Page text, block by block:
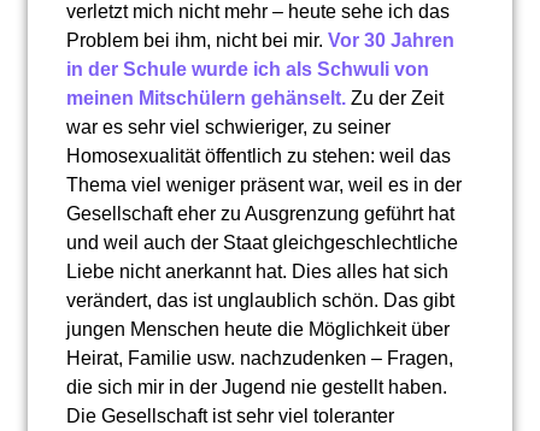
verletzt mich nicht mehr – heute sehe ich das
Problem bei ihm, nicht bei mir. Vor 30 Jahren
in der Schule wurde ich als Schwuli von
meinen Mitschülern gehänselt. Zu der Zeit
war es sehr viel schwieriger, zu seiner
Homosexualität öffentlich zu stehen: weil das
Thema viel weniger präsent war, weil es in der
Gesellschaft eher zu Ausgrenzung geführt hat
und weil auch der Staat gleichgeschlechtliche
Liebe nicht anerkannt hat. Dies alles hat sich
verändert, das ist unglaublich schön. Das gibt
jungen Menschen heute die Möglichkeit über
Heirat, Familie usw. nachzudenken – Fragen,
die sich mir in der Jugend nie gestellt haben.
Die Gesellschaft ist sehr viel toleranter